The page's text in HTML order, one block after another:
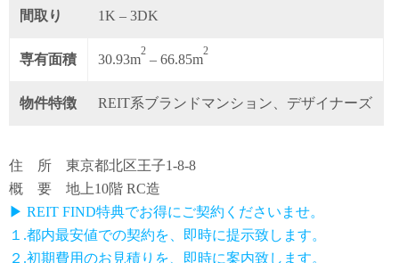
間取り 1K – 3DK
専有面積 30.93m
2
– 66.85m
2
物件特徴 REIT系ブランドマンション、デザイナーズ
住 所 東京都北区王子1-8-8
概 要 地上10階 RC造
▶ REIT FIND特典でお得にご契約くださいませ。
１.都内最安値での契約を、即時に提示致します。
２.初期費用のお見積りを、即時に案内致します。